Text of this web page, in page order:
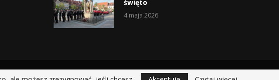
święto
4 maja 2026